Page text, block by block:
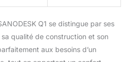
Q1 se distingue par ses
qualité de construction et son
aux besoins d’un